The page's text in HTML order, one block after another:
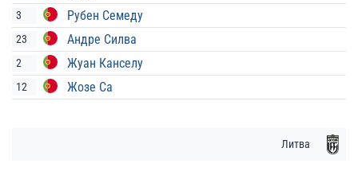
3 Рубен Семеду
23 Андре Силва
2 Жуан Канселу
12 Жозе Са
Литва